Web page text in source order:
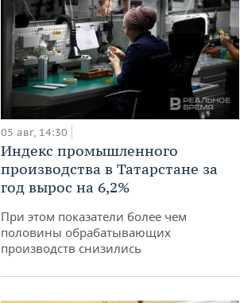
05 авг, 14:30
Индекс промышленного
производства в Татарстане за
год вырос на 6,2%
При этом показатели более чем
половины обрабатывающих
производств снизились